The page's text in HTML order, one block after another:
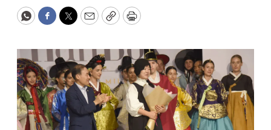
WhatsApp
Facebook
Twitter
EmailCopyPrint